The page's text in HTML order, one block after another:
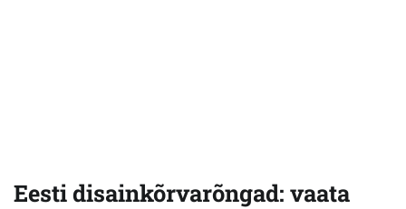
Eesti disainkõrvarõngad: vaata